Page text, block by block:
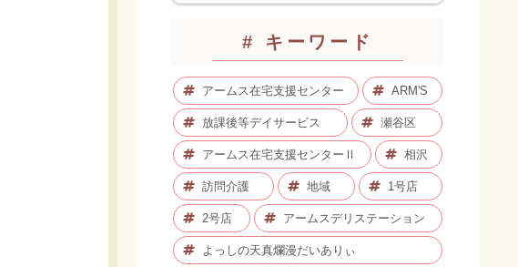
# キーワード
アームス在宅支援センター ARM'S
放課後等デイサービス 瀬谷区
アームス在宅支援センターⅡ 相沢
訪問介護 地域 1号店
2号店 アームスデリステーション
よっしの天真爛漫だいありぃ